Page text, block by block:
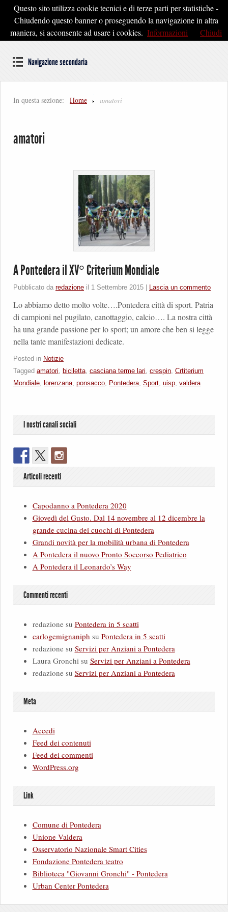
Pontedera2020
Dal cuore della Toscana un'idea di Futuro
Navigazione secondaria
In questa sezione: Home amatori
amatori
A Pontedera il XV° Criterium Mondiale
Pubblicato da redazione il 1 Settembre 2015 Lascia un commento
Lo abbiamo detto molto volte….Pontedera città di sport. Patria
di campioni nel pugilato, canottaggio, calcio…. La nostra città
ha una grande passione per lo sport; un amore che ben si legge
nella tante manifestazioni dedicate.
Posted in Notizie
Tagged amatori, biciletta, casciana terme lari, crespin, Crtiterium
Mondiale, lorenzana, ponsacco, Pontedera, Sport, uisp, valdera
I nostri canali sociali
Articoli recenti
Capodanno a Pontedera 2020
Giovedì del Gusto. Dal 14 novembre al 12 dicembre la
grande cucina dei cuochi di Pontedera
Grandi novità per la mobilità urbana di Pontedera
A Pontedera il nuovo Pronto Soccorso Pediatrico
A Pontedera il Leonardo’s Way
Commenti recenti
redazionesu Pontedera in 5 scatti
carlogemignaniph su Pontedera in 5 scatti
redazionesu Servizi per Anziani a Pontedera
Laura Gronchisu Servizi per Anziani a Pontedera
redazionesu Servizi per Anziani a Pontedera
Meta
Accedi
Feed dei contenuti
Feed dei commenti
WordPress.org
Link
Comune di Pontedera
Unione Valdera
Osservatorio Nazionale Smart Cities
Fondazione Pontedera teatro
Biblioteca "Giovanni Gronchi" - Pontedera
Urban Center Pontedera
Questo sito utilizza cookie tecnici e di terze parti per statistiche -
Chiudendo questo banner o proseguendo la navigazione in altra
maniera, si acconsente ad usare i cookies. Informazioni Chiudi